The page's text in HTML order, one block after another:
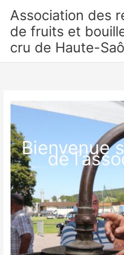
contenu
Association des
de fruits et
cru de Haute-
Bienvenue
de